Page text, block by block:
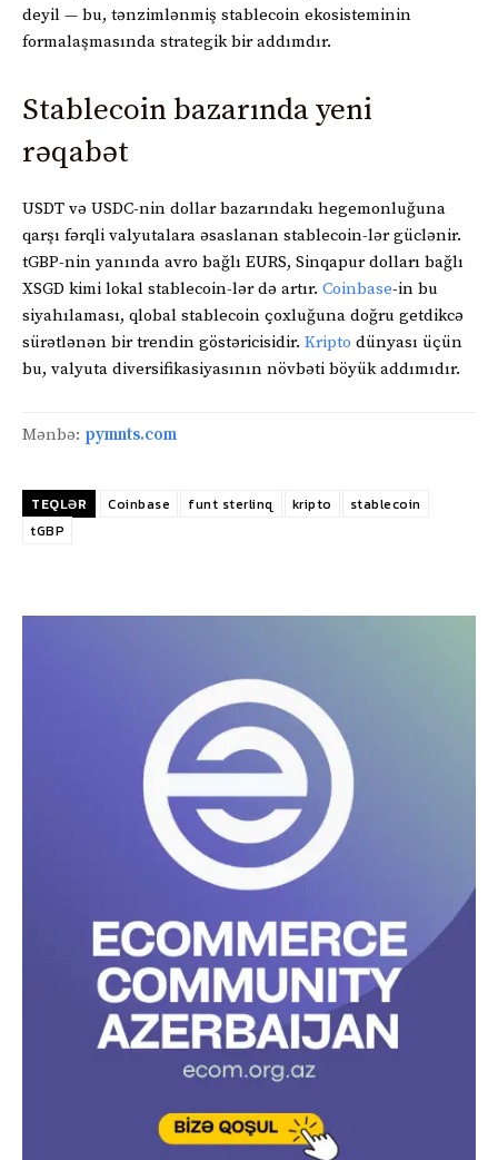
deyil — bu, tənzimlənmiş stablecoin ekosisteminin
formalaşmasında strategik bir addımdır.
Stablecoin bazarında yeni
rəqabət
USDT və USDC-nin dollar bazarındakı hegemonluğuna
qarşı fərqli valyutalara əsaslanan stablecoin-lər güclənir.
tGBP-nin yanında avro bağlı EURS, Sinqapur dolları bağlı
XSGD kimi lokal stablecoin-lər də artır. Coinbase-in bu
siyahılaması, qlobal stablecoin çoxluğuna doğru getdikcə
sürətlənən bir trendin göstəricisidir. Kripto dünyası üçün
bu, valyuta diversifikasiyasının növbəti böyük addımıdır.
Mənbə: pymnts.com
TEQLƏR Coinbase funt sterlinq kripto
stablecoin
tGBP